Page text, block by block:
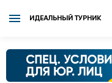
ИДЕАЛЬНЫЙ ТУРНИК